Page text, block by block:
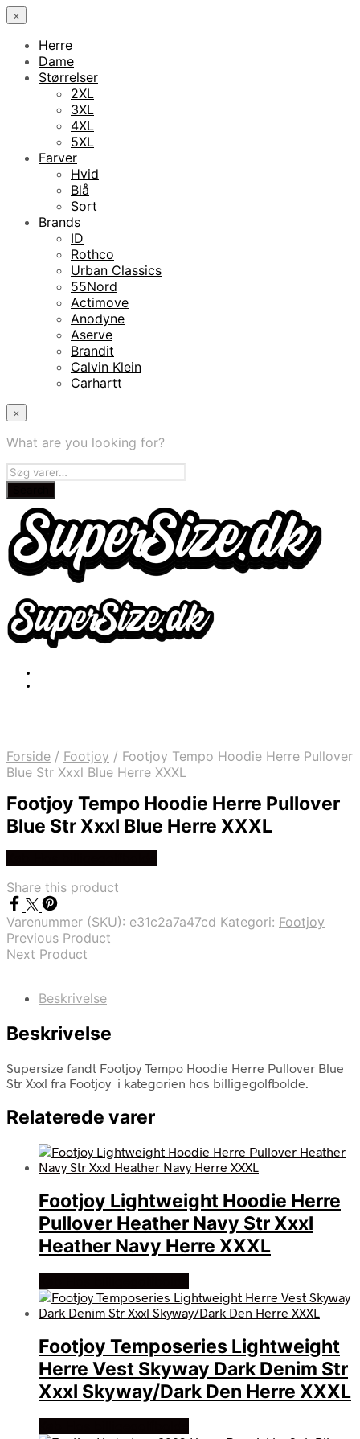
×
Herre
Dame
Størrelser
2XL
3XL
4XL
5XL
Farver
Hvid
Blå
Sort
Brands
ID
Rothco
Urban Classics
55Nord
Actimove
Anodyne
Aserve
Brandit
Calvin Klein
Carhartt
×
What are you looking for?
Forside / Footjoy / Footjoy Tempo Hoodie Herre Pullover
Blue Str Xxxl Blue Herre XXXL
Footjoy Tempo Hoodie Herre Pullover
Blue Str Xxxl Blue Herre XXXL
Share this product
Varenummer (SKU): e31c2a7a47cd Kategori: Footjoy
Previous Product
Next Product
Beskrivelse
Beskrivelse
Supersize fandt Footjoy Tempo Hoodie Herre Pullover Blue
Str Xxxl fra Footjoy i kategorien hos billigegolfbolde.
Relaterede varer
Footjoy Lightweight Hoodie Herre
Pullover Heather Navy Str Xxxl
Heather Navy Herre XXXL
Footjoy Temposeries Lightweight
Herre Vest Skyway Dark Denim Str
Xxxl Skyway/Dark Den Herre XXXL